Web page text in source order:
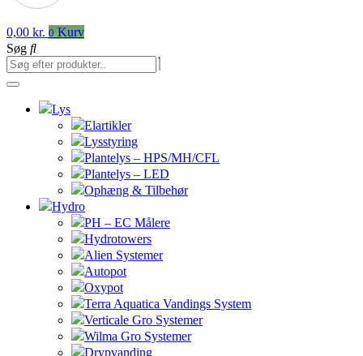
0,00 kr. 0 Kurv
Søg
Lys
Elartikler
Lysstyring
Plantelys – HPS/MH/CFL
Plantelys – LED
Ophæng & Tilbehør
Hydro
PH – EC Målere
Hydrotowers
Alien Systemer
Autopot
Oxypot
Terra Aquatica Vandings System
Verticale Gro Systemer
Wilma Gro Systemer
Drypvanding